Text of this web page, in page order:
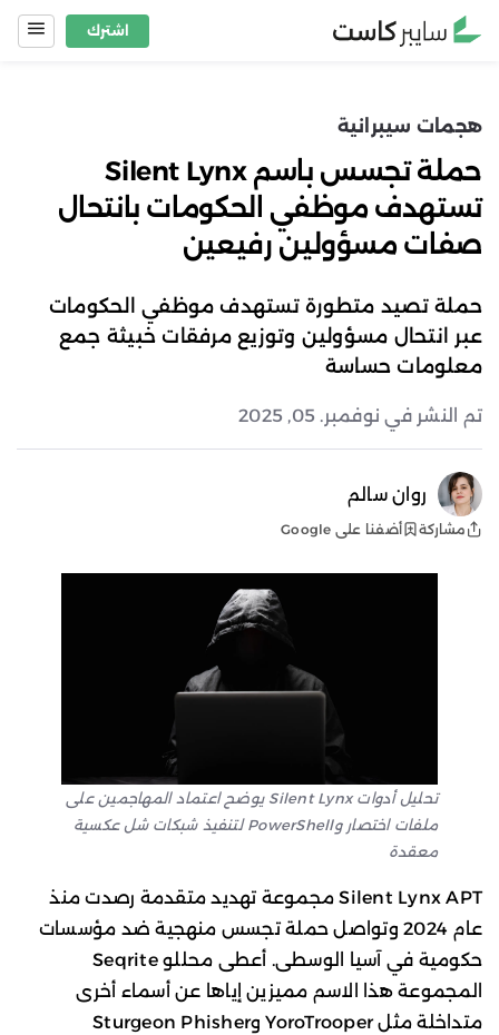
Skip
اشترك
هجمات سيبرانية
حملة تجسس باسم Silent Lynx
تستهدف موظفي الحكومات بانتحال
صفات مسؤولين رفيعين
حملة تصيد متطورة تستهدف موظفي الحكومات
عبر انتحال مسؤولين وتوزيع مرفقات خبيثة جمع
معلومات حساسة
تم النشر في نوفمبر. 05, 2025
روان سالم
مشاركة أضفنا على Google
تحليل أدوات Silent Lynx يوضح اعتماد المهاجمين على
ملفات اختصار وPowerShell لتنفيذ شبكات شل عكسية
معقدة
Silent Lynx APT مجموعة تهديد متقدمة رصدت منذ
عام 2024 وتواصل حملة تجسس منهجية ضد مؤسسات
حكومية في آسيا الوسطى. أعطى محللو Seqrite
المجموعة هذا الاسم مميزين إياها عن أسماء أخرى
متداخلة مثل YoroTrooper وSturgeon Phisher